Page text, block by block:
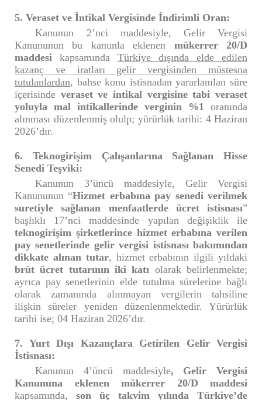
5. Veraset ve İntikal Vergisinde İndirimli Oran:
Kanunun 2’nci maddesiyle, Gelir Vergisi
Kanununun bu kanunla eklenen mükerrer 20/D
maddesi kapsamında Türkiye dışında elde edilen
kazanç ve iratları gelir vergisinden müstesna
tutulanlardan, bahse konu istisnadan yararlanılan süre
içerisinde veraset ve intikal vergisine tabi veraset
yoluyla mal intikallerinde verginin %1 oranında
alınması düzenlenmiş olulp; yürürlük tarihi: 4 Haziran
2026’dır.
6. Teknogirişim Çalışanlarına Sağlanan Hisse
Senedi Teşviki:
Kanunun 3’üncü maddesiyle, Gelir Vergisi
Kanununun “Hizmet erbabına pay senedi verilmek
suretiyle sağlanan menfaatlerde ücret istisnası”
başlıklı 17’nci maddesinde yapılan değişiklik ile
teknogirişim şirketlerince hizmet erbabına verilen
pay senetlerinde gelir vergisi istisnası bakımından
dikkate alınan tutar, hizmet erbabının ilgili yıldaki
brüt ücret tutarının iki katı olarak belirlenmekte;
ayrıca pay senetlerinin elde tutulma sürelerine bağlı
olarak zamanında alınmayan vergilerin tahsiline
ilişkin süreler yeniden düzenlenmektedir. Yürürlük
tarihi ise; 04 Haziran 2026’dır.
7. Yurt Dışı Kazançlara Getirilen Gelir Vergisi
İstisnası:
Kanunun 4’üncü maddesiyle, Gelir Vergisi
Kanununa eklenen mükerrer 20/D maddesi
kapsamında, son üç takvim yılında Türkiye’de